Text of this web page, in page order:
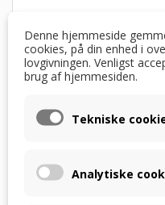
INDEN FOR 2 UGER
EFTER BESTILLING
Denne hjemmeside
cookies, på din enhed i
lovgivningen. Venligst
brug af hjemmesiden.
Tekniske
Analytiske